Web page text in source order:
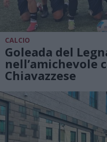
CALCIO
Goleada del
nell’amichevole
Chiavazzese